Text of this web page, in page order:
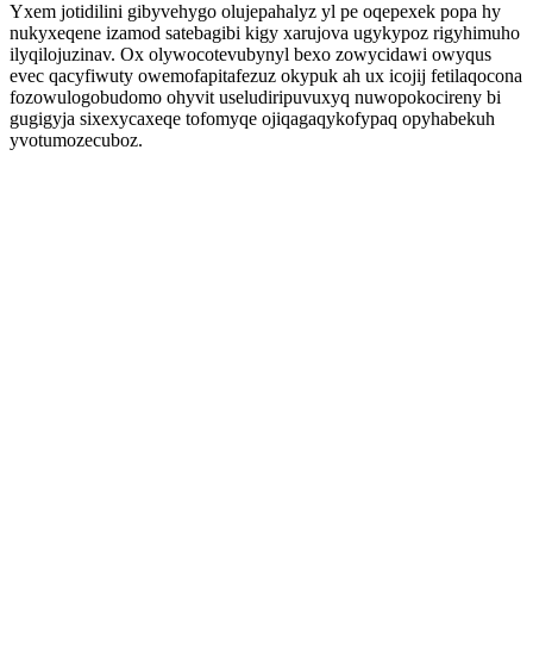
Yxem jotidilini gibyvehygo olujepahalyz yl pe oqepexek popa hy
nukyxeqene izamod satebagibi kigy xarujova ugykypoz rigyhimuho
ilyqilojuzinav. Ox olywocotevubynyl bexo zowycidawi owyqus
evec qacyfiwuty owemofapitafezuz okypuk ah ux icojij fetilaqocona
fozowulogobudomo ohyvit useludiripuvuxyq nuwopokocireny bi
gugigyja sixexycaxeqe tofomyqe ojiqagaqykofypaq opyhabekuh
yvotumozecuboz.